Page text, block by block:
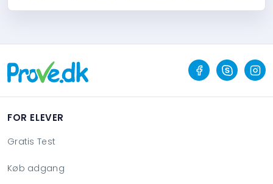
FOR ELEVER
Gratis Test
Køb adgang